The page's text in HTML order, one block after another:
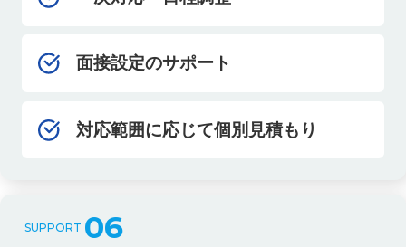
面接設定のサポート
対応範囲に応じて個別見積もり
06